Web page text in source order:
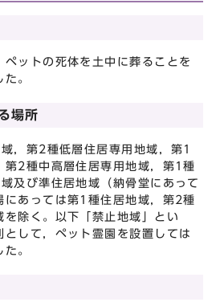
ットの死体を土中に葬ることを
。
場所
，第2種低層住居専用地域，第1
第2種中高層住居専用地域，第1種
及び準住居地域（納骨堂にあって
にあっては第1種住居地域，第2種
除く。以下「禁止地域」とい
として，ペット霊園を設置しては
。